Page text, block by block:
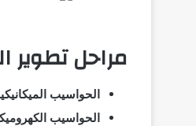
مراحل تطوير
الحواسيب
الحواسيب